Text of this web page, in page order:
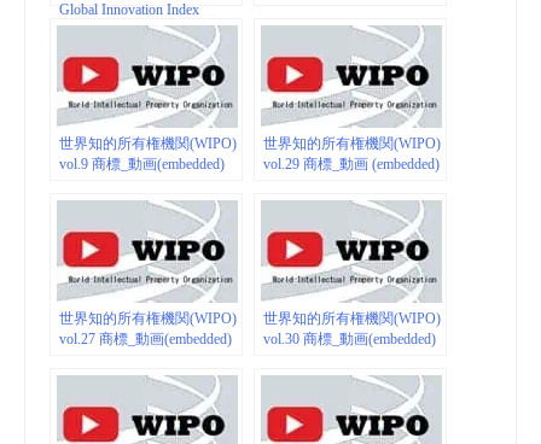
Global Innovation Index
世界知的所有権機関(WIPO)
vol.9 商標_動画(embedded)
世界知的所有権機関(WIPO)
vol.29 商標_動画 (embedded)
世界知的所有権機関(WIPO)
vol.27 商標_動画(embedded)
世界知的所有権機関(WIPO)
vol.30 商標_動画(embedded)